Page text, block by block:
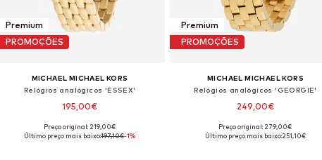
Premium
PROMOÇÕES
MICHAEL MICHAEL KORS
Relógios analógicos 'ESSEX'
195,00€
Tamanhos disponíveis: One Size
Preço original: 219,00€
Último preço mais baixo:197,10€-1%
Premium
PROMOÇÕES
MICHAEL MICHAEL KORS
Relógios analógicos 'GEORGIE'
249,00€
Tamanhos disponíveis: One Size
Preço original: 279,00€
Último preço mais baixo:251,10€